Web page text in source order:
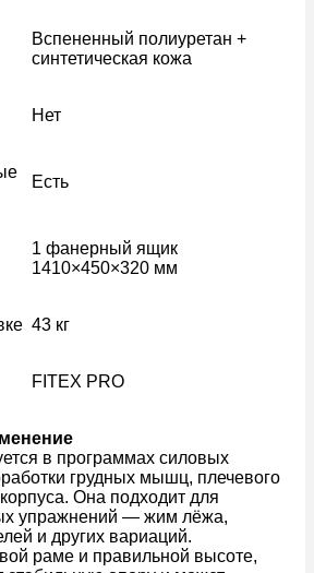
Вспененный полиуретан +
синтетическая кожа
Нет
Есть
1 фанерный ящик
1410×450×320 мм
43 кг
FITEX PRO
в программах силовых
грудных мышц, плечевого
Она подходит для
упражнений — жим лёжа,
и других вариаций.
раме и правильной высоте,